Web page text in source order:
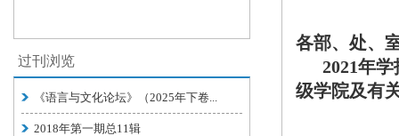
过刊浏览
《语言与文化论坛》（2025年下卷...
2018年第一期总11辑
各部、处、
2021年学
级学院及有